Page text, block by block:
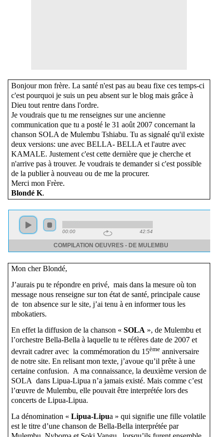
Bonjour mon frère. La santé n'est pas au beau fixe ces temps-ci
c'est pourquoi je suis un peu absent sur le blog mais grâce à
Dieu tout rentre dans l'ordre.
Je voudrais que tu me renseignes sur une ancienne
communication que tu a posté le 31 août 2007 concernant la
chanson SOLA de Mulembu Tshiabu. Tu as signalé qu'il existe
deux versions: une avec BELLA- BELLA et l'autre avec
KAMALE. Justement c'est cette dernière que je cherche et
n'arrive pas à trouver. Je voudrais te demander si c'est possible
de la publier à nouveau ou de me la procurer.
Merci mon Frère.
Blondé K.
Mon cher Blondé,
J’aurais pu te répondre en privé, mais dans la mesure où ton
message nous renseigne sur ton état de santé, principale cause
de ton absence sur le site, j’ai tenu à en informer tous les
mbokatiers.
En effet la diffusion de la chanson « SOLA », de Mulembu et
l’orchestre Bella-Bella à laquelle tu te réfères date de 2007 et
devrait cadrer avec la commémoration du 15èmeanniversaire
de notre site. En relisant mon texte, j’avoue qu’il prête à une
certaine confusion. A ma connaissance, la deuxième version de
SOLA dans Lipua-Lipua n’a jamais existé. Mais comme c’est
l’œuvre de Mulembu, elle pouvait être interprétée lors des
concerts de Lipua-Lipua.
La dénomination « Lipua-Lipua » qui signifie une fille volatile
est le titre d’une chanson de Bella-Bella interprétée par